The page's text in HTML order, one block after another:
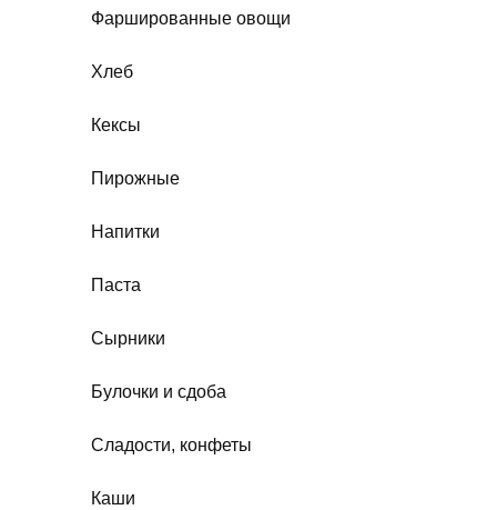
Фаршированные овощи
Хлеб
Кексы
Пирожные
Напитки
Паста
Сырники
Булочки и сдоба
Сладости, конфеты
Каши